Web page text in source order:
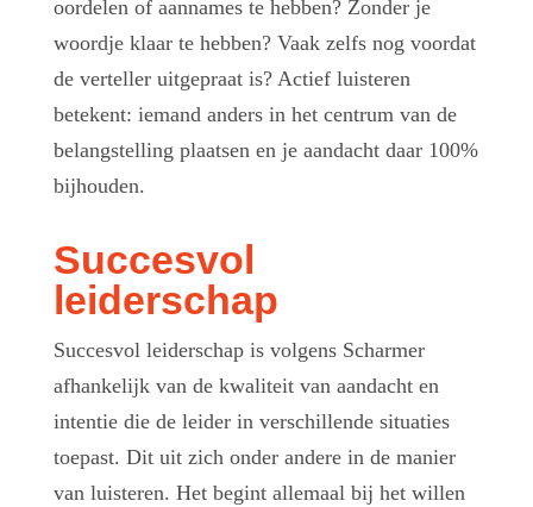
oordelen of aannames te hebben? Zonder je
woordje klaar te hebben? Vaak zelfs nog voordat
de verteller uitgepraat is? Actief luisteren
betekent: iemand anders in het centrum van de
belangstelling plaatsen en je aandacht daar 100%
bijhouden.
Succesvol
leiderschap
Succesvol leiderschap is volgens Scharmer
afhankelijk van de kwaliteit van aandacht en
intentie die de leider in verschillende situaties
toepast. Dit uit zich onder andere in de manier
van luisteren. Het begint allemaal bij het willen